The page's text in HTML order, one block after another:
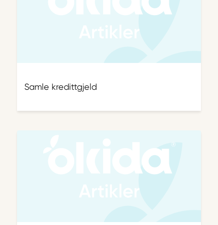
Samle kredittgjeld